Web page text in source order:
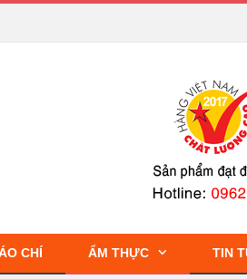
CHÍ ẨM THỰC TIN